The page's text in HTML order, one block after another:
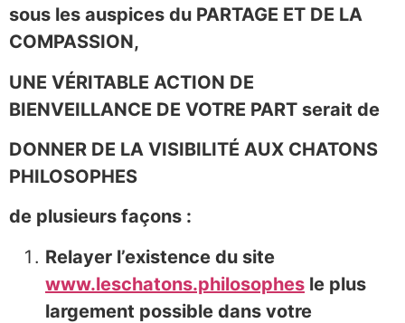
sous les auspices du PARTAGE ET DE LA
COMPASSION,
UNE VÉRITABLE ACTION DE
BIENVEILLANCE DE VOTRE PART serait de
DONNER DE LA VISIBILITÉ AUX CHATONS
PHILOSOPHES
de plusieurs façons :
Relayer l’existence du site
www.leschatons.philosophes le plus
largement possible dans votre